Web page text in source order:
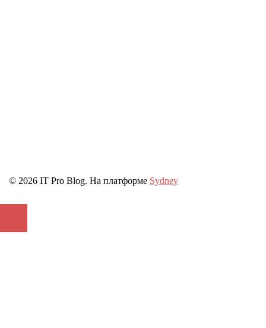
© 2026 IT Pro Blog. На платформе Sydney